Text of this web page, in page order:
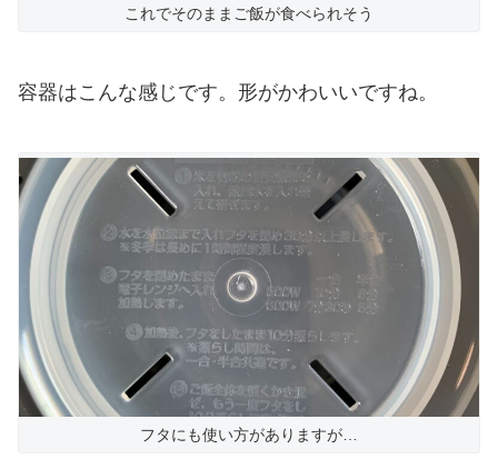
これでそのままご飯が食べられそう
容器はこんな感じです。形がかわいいですね。
フタにも使い方がありますが…